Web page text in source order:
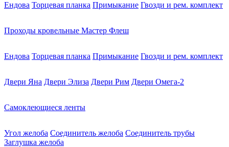
Ендова Торцевая планка Примыкание Гвозди и рем. комплект
Проходы кровельные Мастер Флеш
Ендова Торцевая планка Примыкание Гвозди и рем. комплект
Двери Яна Двери Элиза Двери Рим Двери Омега-2
Самоклеющиеся ленты
Угол желоба Соединитель желоба Соединитель трубы
Заглушка желоба